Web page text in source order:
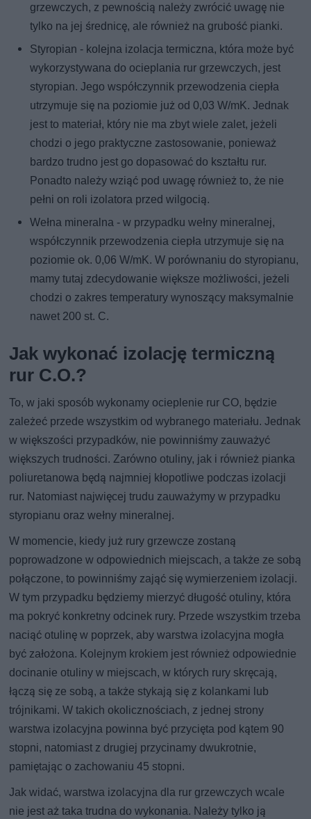
grzewczych, z pewnością należy zwrócić uwagę nie
tylko na jej średnicę, ale również na grubość pianki.
Styropian - kolejna izolacja termiczna, która może być
wykorzystywana do ocieplania rur grzewczych, jest
styropian. Jego współczynnik przewodzenia ciepła
utrzymuje się na poziomie już od 0,03 W/mK. Jednak
jest to materiał, który nie ma zbyt wiele zalet, jeżeli
chodzi o jego praktyczne zastosowanie, ponieważ
bardzo trudno jest go dopasować do kształtu rur.
Ponadto należy wziąć pod uwagę również to, że nie
pełni on roli izolatora przed wilgocią.
Wełna mineralna - w przypadku wełny mineralnej,
współczynnik przewodzenia ciepła utrzymuje się na
poziomie ok. 0,06 W/mK. W porównaniu do styropianu,
mamy tutaj zdecydowanie większe możliwości, jeżeli
chodzi o zakres temperatury wynoszący maksymalnie
nawet 200 st. C.
Jak wykonać izolację termiczną
rur C.O.?
To, w jaki sposób wykonamy ocieplenie rur CO, będzie
zależeć przede wszystkim od wybranego materiału. Jednak
w większości przypadków, nie powinniśmy zauważyć
większych trudności. Zarówno otuliny, jak i również pianka
poliuretanowa będą najmniej kłopotliwe podczas izolacji
rur. Natomiast najwięcej trudu zauważymy w przypadku
styropianu oraz wełny mineralnej.
W momencie, kiedy już rury grzewcze zostaną
poprowadzone w odpowiednich miejscach, a także ze sobą
połączone, to powinniśmy zająć się wymierzeniem izolacji.
W tym przypadku będziemy mierzyć długość otuliny, która
ma pokryć konkretny odcinek rury. Przede wszystkim trzeba
naciąć otulinę w poprzek, aby warstwa izolacyjna mogła
być założona. Kolejnym krokiem jest również odpowiednie
docinanie otuliny w miejscach, w których rury skręcają,
łączą się ze sobą, a także stykają się z kolankami lub
trójnikami. W takich okolicznościach, z jednej strony
warstwa izolacyjna powinna być przycięta pod kątem 90
stopni, natomiast z drugiej przycinamy dwukrotnie,
pamiętając o zachowaniu 45 stopni.
Jak widać, warstwa izolacyjna dla rur grzewczych wcale
nie jest aż taka trudna do wykonania. Należy tylko ją